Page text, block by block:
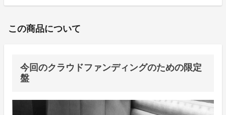
この商品について
今回のクラウドファンディングのための限定
盤